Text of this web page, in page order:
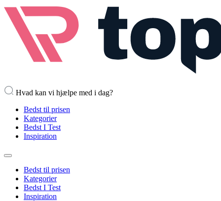
Hvad kan vi hjælpe med i dag?
Bedst til prisen
Kategorier
Bedst I Test
Inspiration
Bedst til prisen
Kategorier
Bedst I Test
Inspiration